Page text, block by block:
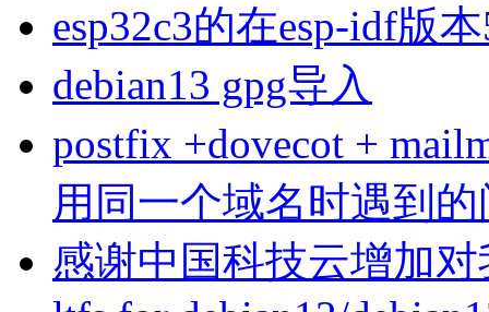
esp32c3的在esp-idf版
debian13 gpg导入
postfix +dovecot +
用同一个域名时遇到
感谢中国科技云增加